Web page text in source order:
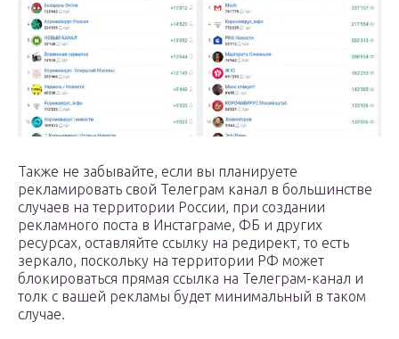
Также не забывайте, если вы планируете
рекламировать свой Телеграм канал в большинстве
случаев на территории России, при создании
рекламного поста в Инстаграме, ФБ и других
ресурсах, оставляйте ссылку на редирект, то есть
зеркало, поскольку на территории РФ может
блокироваться прямая ссылка на Телеграм-канал и
толк с вашей рекламы будет минимальный в таком
случае.